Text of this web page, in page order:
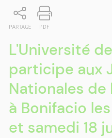
PARTAGE PDF
L'Université
participe aux
Nationales de
à Bonifacio
et samedi 18